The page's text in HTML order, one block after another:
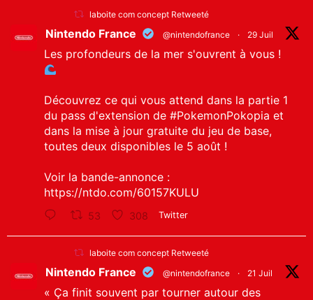
laboite com concept Retweeté
Nintendo France @nintendofrance · 29 Juil
Les profondeurs de la mer s'ouvrent à vous !
Découvrez ce qui vous attend dans la partie 1
du pass d'extension de #PokemonPokopia et
dans la mise à jour gratuite du jeu de base,
toutes deux disponibles le 5 août !
Voir la bande-annonce :
https://ntdo.com/60157KULU
53 308 Twitter
laboite com concept Retweeté
Nintendo France @nintendofrance · 21 Juil
« Ça finit souvent par tourner autour des